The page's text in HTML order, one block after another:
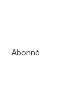
Abonné